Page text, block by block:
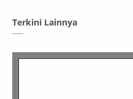
Terkini Lainnya